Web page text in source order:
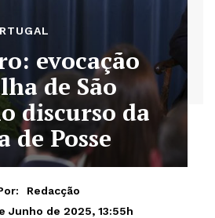
evocação
de São
discurso da
de Posse
Redacção
Junho de 2025, 13:55h